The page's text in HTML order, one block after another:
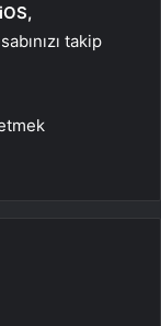
takip